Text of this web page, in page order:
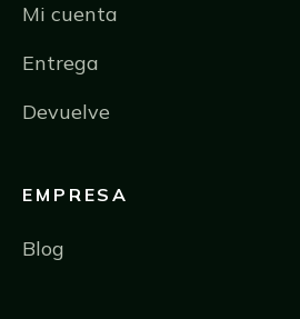
Mi cuenta
Entrega
Devuelve
EMPRESA
Blog